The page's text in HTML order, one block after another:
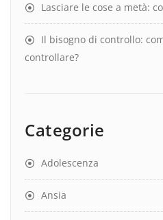
Lasciare le cose a metà:
Il bisogno di controllo:
controllare?
Categorie
Adolescenza
Ansia